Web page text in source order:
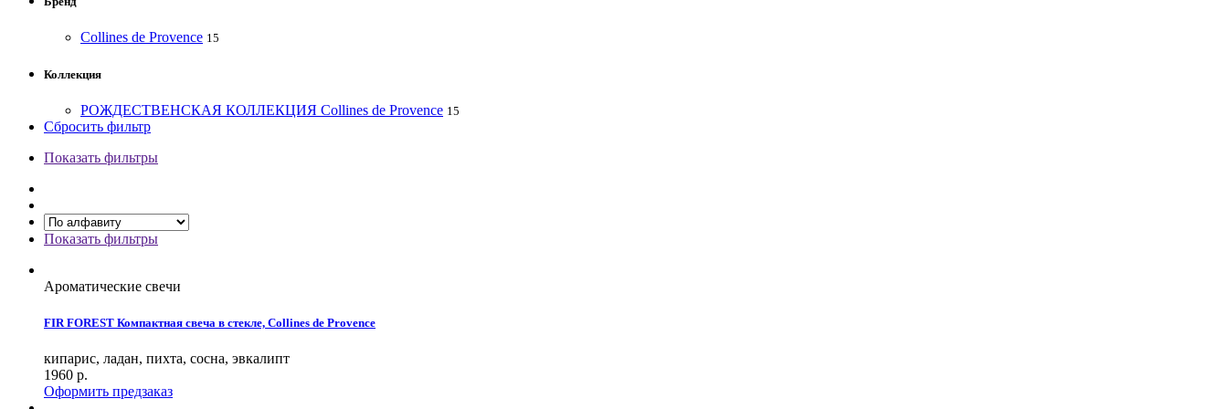
Collines de Provence 15
Коллекция
РОЖДЕСТВЕНСКАЯ КОЛЛЕКЦИЯ Collines de Provence 15
Сбросить фильтр
Показать фильтры
Показать фильтры
Ароматические свечи
FIR FOREST Компактная свеча в стекле, Collines de Provence
кипарис, ладан, пихта, сосна, эвкалипт
1960 р.
Оформить предзаказ